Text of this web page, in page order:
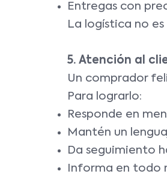
Entregas con
La logística no
5. Atención al
Un comprador
Para lograrlo:
Responde en
Mantén un
Da seguimiento
Informa en todo